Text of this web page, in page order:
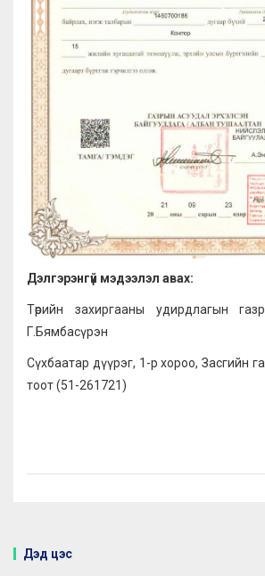
Дэлгэрэнгүй мэдээлэл авах:
Төрийн захиргааны удирдлагын
Г.Бямбасүрэн
Сүхбаатар дүүрэг, 1-р хороо, Засгийн
тоот (51-261721)
Дэд цэс